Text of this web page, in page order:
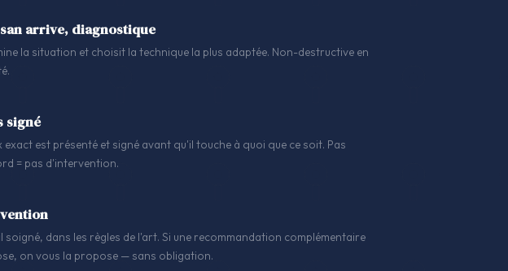
arrive, diagnostique
la situation et choisit la technique la plus adaptée. Non-destructive en
signé
exact est présenté et signé avant qu'il touche à quoi que ce soit. Pas
= pas d'intervention.
soigné, dans les règles de l'art. Si une recommandation complémentaire
on vous la propose — sans obligation.